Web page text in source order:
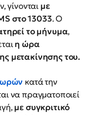
γίνονται με
στο 13033. O
το μήνυμα,
η ώρα
μετακίνησης του.
ωρών κατά την
να πραγματοποιεί
με συγκριτικό